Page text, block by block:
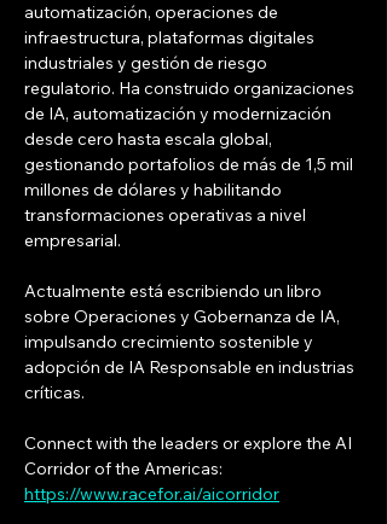
automatización, operaciones de
infraestructura, plataformas digitales
industriales y gestión de riesgo
regulatorio. Ha construido organizaciones
de IA, automatización y modernización
desde cero hasta escala global,
gestionando portafolios de más de 1,5 mil
millones de dólares y habilitando
transformaciones operativas a nivel
empresarial.
Actualmente está escribiendo un libro
sobre Operaciones y Gobernanza de IA,
impulsando crecimiento sostenible y
adopción de IA Responsable en industrias
críticas.
Connect with the leaders or explore the AI
Corridor of the Americas:
https://www.racefor.ai/aicorridor